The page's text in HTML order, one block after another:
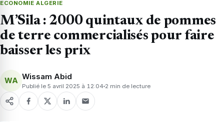
ECONOMIE ALGERIE
M’Sila : 2000 quintaux de pommes
de terre commercialisés pour faire
baisser les prix
WA Wissam Abid
Publié le 5 avril 2025 à 12:04 2 min de lecture